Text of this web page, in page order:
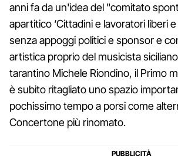
anni fa da un'idea del "comitato
apartitico ‘Cittadini e lavoratori liberi
senza appoggi politici e sponsor e
artistica proprio del musicista
tarantino Michele Riondino, il Primo
è subito ritagliato uno spazio
pochissimo tempo a porsi come
Concertone più rinomato.